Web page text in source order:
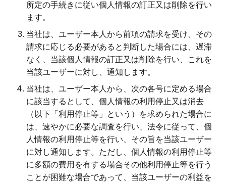
所定の手続きに従い個人情報の訂正又は削除を行い
ます。
当社は、ユーザー本人から前項の請求を受け、その
請求に応じる必要があると判断した場合には、遅滞
なく、当該個人情報の訂正又は削除を行い、これを
当該ユーザーに対し、通知します。
当社は、ユーザー本人から、次の各号に定める場合
に該当するとして、個人情報の利用停止又は消去
（以下「利用停止等」という）を求められた場合に
は、速やかに必要な調査を行い、法令に従って、個
人情報の利用停止等を行い、その旨を当該ユーザー
に対し通知します。ただし、個人情報の利用停止等
に多額の費用を有する場合その他利用停止等を行う
ことが困難な場合であって、当該ユーザーの利益を